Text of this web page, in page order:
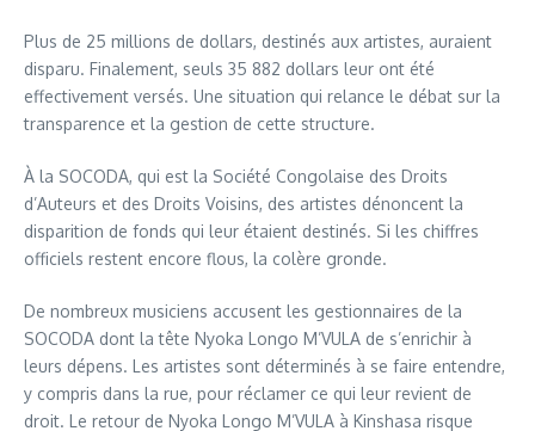
Plus de 25 millions de dollars, destinés aux artistes, auraient
disparu. Finalement, seuls 35 882 dollars leur ont été
effectivement versés. Une situation qui relance le débat sur la
transparence et la gestion de cette structure.
À la SOCODA, qui est la Société Congolaise des Droits
d’Auteurs et des Droits Voisins, des artistes dénoncent la
disparition de fonds qui leur étaient destinés. Si les chiffres
officiels restent encore flous, la colère gronde.
De nombreux musiciens accusent les gestionnaires de la
SOCODA dont la tête Nyoka Longo M’VULA de s’enrichir à
leurs dépens. Les artistes sont déterminés à se faire entendre,
y compris dans la rue, pour réclamer ce qui leur revient de
droit. Le retour de Nyoka Longo M’VULA à Kinshasa risque